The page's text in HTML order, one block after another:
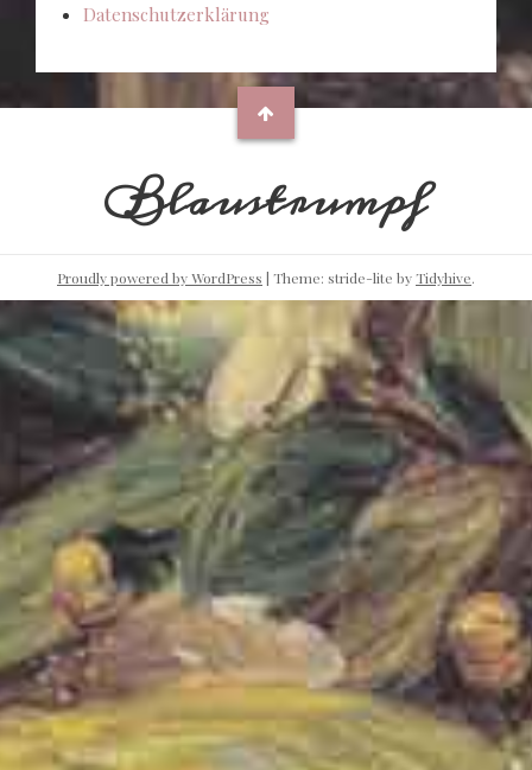
Datenschutzerklärung
Blaustrumpf
Proudly powered by WordPress | Theme: stride-lite byTidyhive.